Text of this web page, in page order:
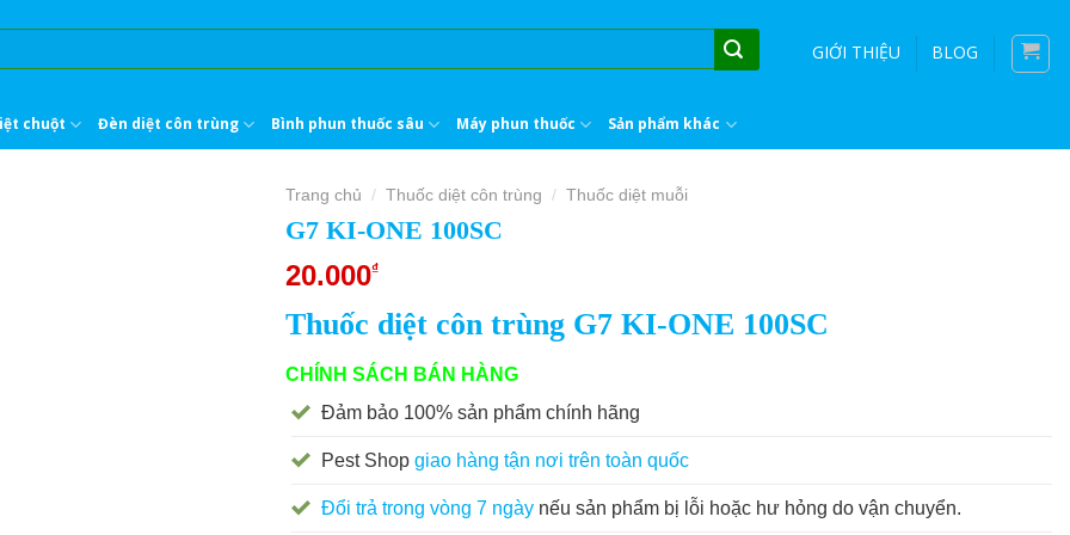
GIỚI THIỆU BLOG
chuột Đèn diệt côn trùng Bình phun thuốc sâu Máy phun thuốc Sản phẩm khác
Trang chủ / Thuốc diệt côn trùng / Thuốc diệt muỗi
G7 KI-ONE 100SC
20.000₫
Thuốc diệt côn trùng G7 KI-ONE 100SC
CHÍNH SÁCH BÁN HÀNG
Đảm bảo 100% sản phẩm chính hãng
Pest Shop giao hàng tận nơi trên toàn quốc
Đổi trả trong vòng 7 ngày nếu sản phẩm bị lỗi hoặc hư hỏng do vận chuyển.